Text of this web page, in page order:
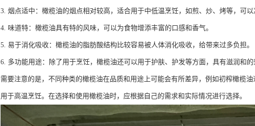
3. 烟点适中：橄榄油的烟点相对较高，适合用于中低温烹饪，如煎、炒、烤等，可以
4. 味道特：橄榄油具有特的风味，可以为食物增添丰富的口感和香气。
5. 易于消化吸收：橄榄油的脂肪酸结构比较容易被人体消化吸收，给带来过多负担。
6. 多功能用途：除了用于烹饪，橄榄油还可以用于护肤、护发等方面，具有滋润和的
需要注意的是，不同种类的橄榄油在品质和用途上可能会有所差异，例如初榨橄榄
用于高温烹饪。在选择和使用橄榄油时，应根据自己的需求和实际情况进行选择。